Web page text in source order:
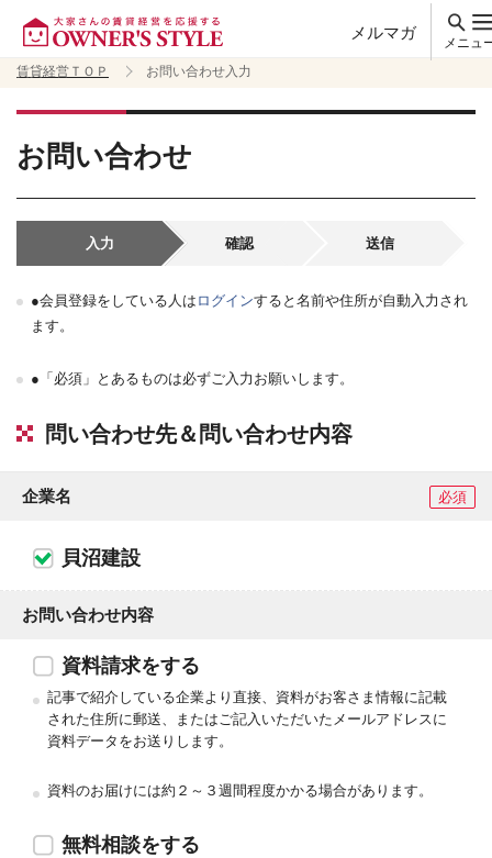
メルマガ
メニュ
賃貸経営ＴＯＰ
お問い合わせ入力
お問い合わせ
入力 確認 送信
●会員登録をしている人は ログインすると名前や住所が自動入力され
ます。
●「必須」とあるものは必ずご入力お願いします。
問い合わせ先＆問い合わせ内容
企業名 必須
貝沼建設
お問い合わせ内容
資料請求をする
記事で紹介している企業より直接、資料がお客さま情報に記載
された住所に郵送、またはご記入いただいたメールアドレスに
資料データをお送りします。
資料のお届けには約２～３週間程度かかる場合があります。
無料相談をする